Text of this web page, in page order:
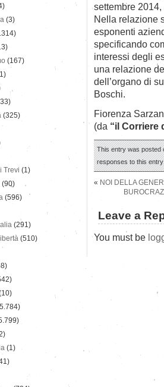
settembre
Nella relazione
esponenti
specificando
interessi degli
una relazione
dell’organo di
Boschi.
Fiorenza
(da “il Corriere
This entry was posted
responses to this
« NOI DELLA
Leave a
You must be
(3)
(167)
(325)
Trevi (1)
(90)
(596)
(291)
(510)
(1)